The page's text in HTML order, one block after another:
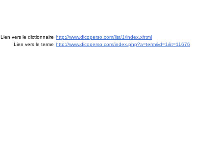
Lien vers le dictionnaire http://www.dicoperso.com/list/1/index.xhtml
Lien vers le terme http://www.dicoperso.com/index.php?a=term&d=1&t=11676